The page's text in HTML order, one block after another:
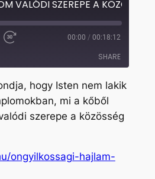
Fast
seconds
00:00 / 00:18:12
SHARE
hogy Isten nem lakik
mi a kőből
szerepe a közösség
ongyilkossagi-hajlam-